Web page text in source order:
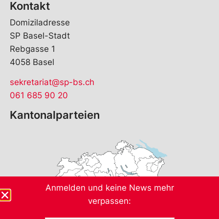
Kontakt
Domiziladresse
SP Basel-Stadt
Rebgasse 1
4058 Basel
sekretariat@sp-bs.ch
061 685 90 20
Kantonalparteien
Anmelden und keine News mehr
verpassen: